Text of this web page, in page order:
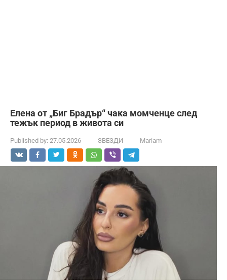
Елена от „Биг Брадър“ чака момченце след
тежък период в живота си
Published by: 27.05.2026 ЗВЕЗДИ Mariam